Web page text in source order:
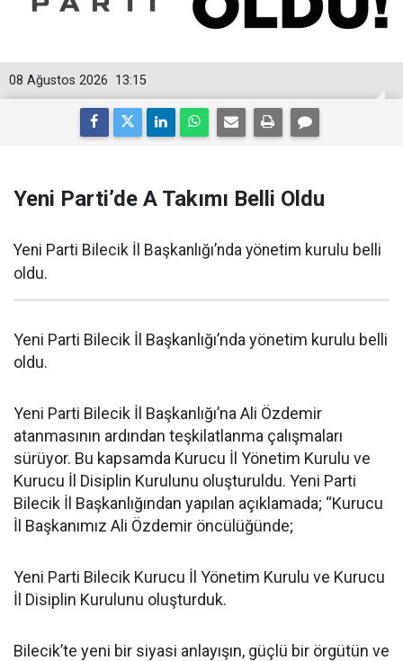
13:15
08 Ağustos 2026
Yeni Parti’de A Takımı Belli Oldu
Yeni Parti Bilecik İl Başkanlığı’nda yönetim kurulu belli
oldu.
Yeni Parti Bilecik İl Başkanlığı’nda yönetim kurulu belli
oldu.
Yeni Parti Bilecik İl Başkanlığı’na Ali Özdemir
atanmasının ardından teşkilatlanma çalışmaları
sürüyor. Bu kapsamda Kurucu İl Yönetim Kurulu ve
Kurucu İl Disiplin Kurulunu oluşturuldu. Yeni Parti
Bilecik İl Başkanlığından yapılan açıklamada; “Kurucu
İl Başkanımız Ali Özdemir öncülüğünde;
Yeni Parti Bilecik Kurucu İl Yönetim Kurulu ve Kurucu
İl Disiplin Kurulunu oluşturduk.
Bilecik’te yeni bir siyasi anlayışın, güçlü bir örgütün ve